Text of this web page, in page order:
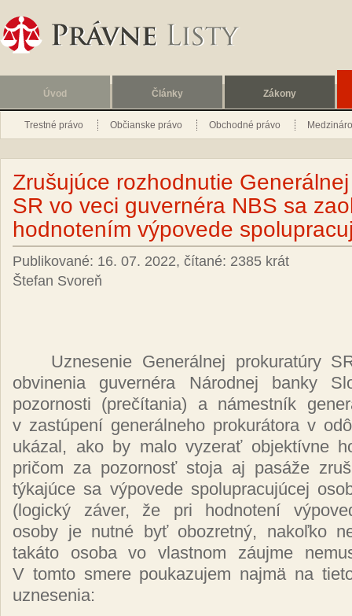
Úvod Články Zákony
Trestné právo Občianske právo Obchodné právo
Zrušujúce rozhodnutie
SR vo veci guvernéra NBS sa
hodnotením výpovede
Publikované: 16. 07. 2022, čítané: 2385 krát
Štefan Svoreň
Uznesenie Generálnej prokuratúry
obvinenia guvernéra Národnej banky
pozornosti (prečítania) a námestník
v zastúpení generálneho prokurátora v
ukázal, ako by malo vyzerať objektívne
pričom za pozornosť stoja aj pasáže
týkajúce sa výpovede spolupracujúcej
(logický záver, že pri hodnotení
osoby je nutné byť obozretný, nakoľko
takáto osoba vo vlastnom záujme
V tomto smere poukazujem najmä na
uznesenia: